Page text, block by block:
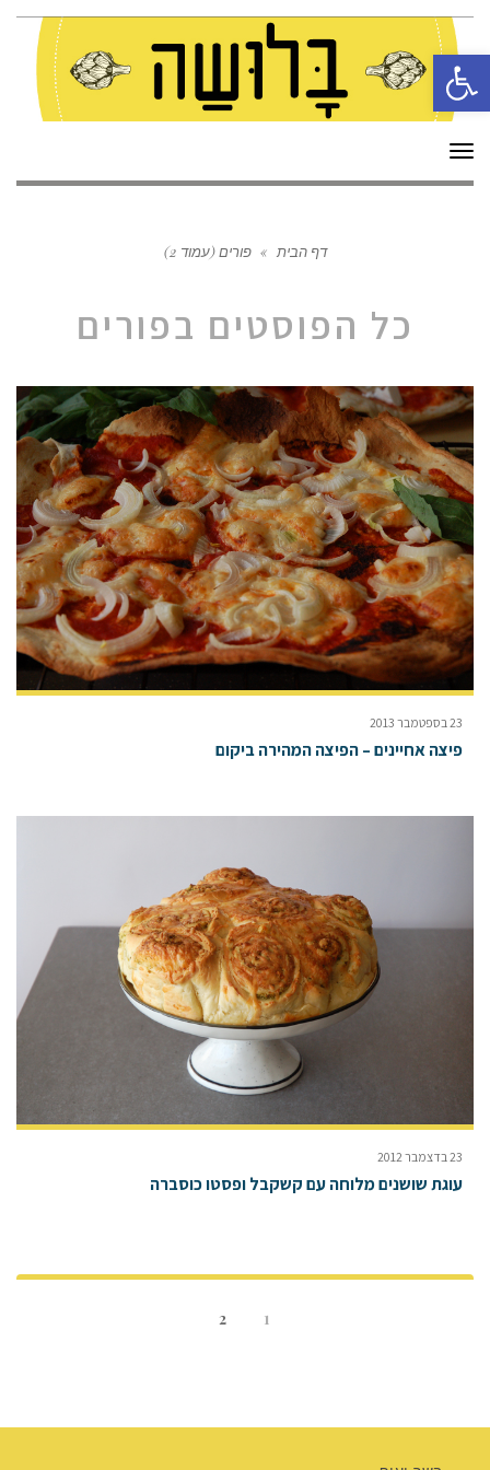
פתח סרגל נגישות
תפריט
דף הבית » פורים (עמוד 2)
כל הפוסטים בפורים
23 בספטמבר 2013
פיצה אחיינים – הפיצה המהירה ביקום
23 בדצמבר 2012
עוגת שושנים מלוחה עם קשקבל ופסטו כוסברה
1
2